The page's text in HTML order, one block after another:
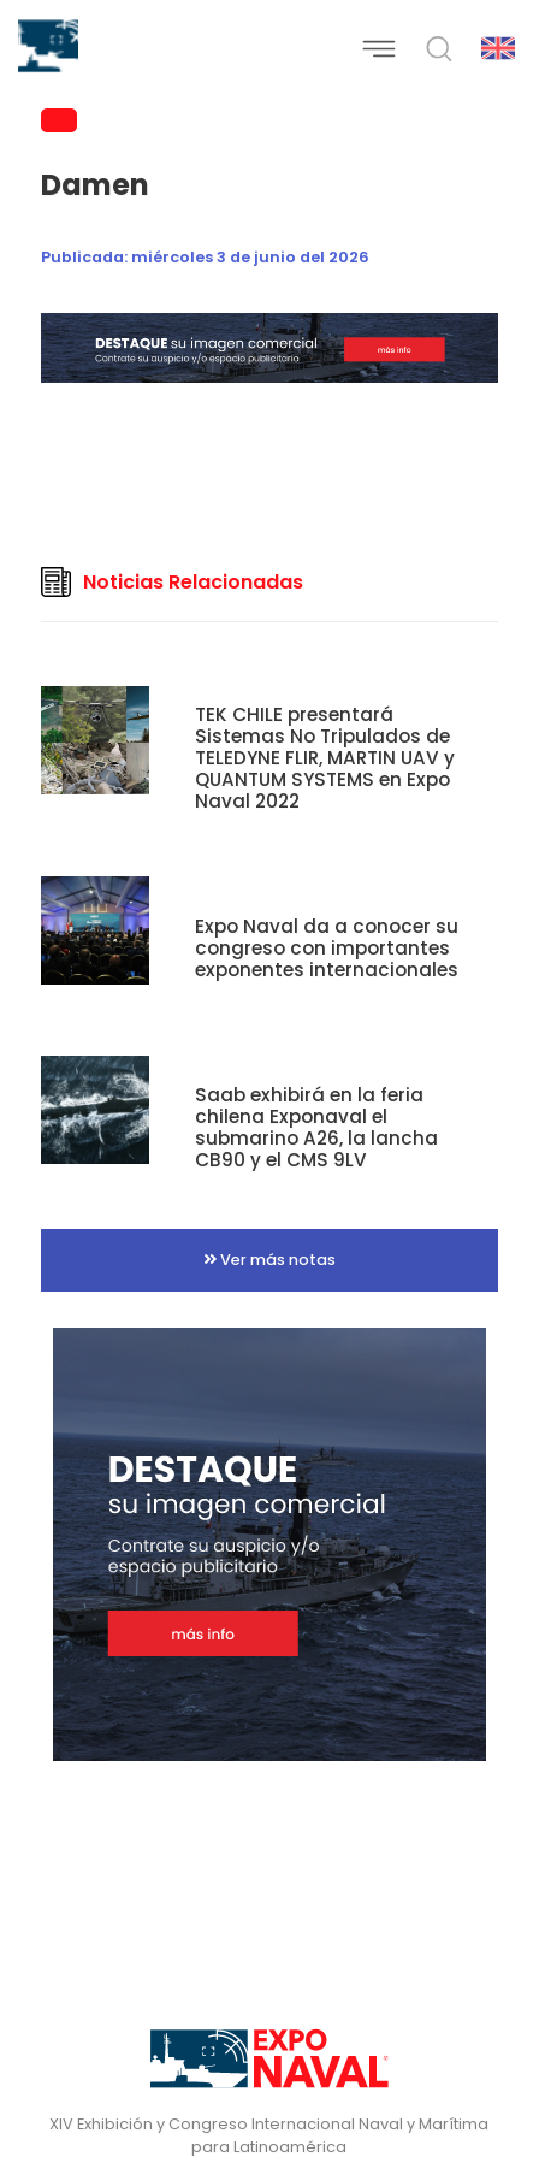
Damen
Publicada: miércoles 3 de junio del 2026
Noticias Relacionadas
TEK CHILE presentará
Sistemas No Tripulados de
TELEDYNE FLIR, MARTIN UAV y
QUANTUM SYSTEMS en Expo
Naval 2022
Expo Naval da a conocer su
congreso con importantes
exponentes internacionales
Saab exhibirá en la feria
chilena Exponaval el
submarino A26, la lancha
CB90 y el CMS 9LV
Ver más notas
XIV Exhibición y Congreso Internacional Naval y Marítima
para Latinoamérica